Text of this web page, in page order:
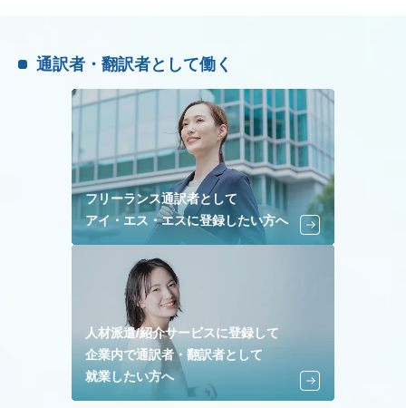
通訳者・翻訳者として働く
フリーランス通訳者として
アイ・エス・エスに登録したい方へ
人材派遣/紹介サービスに登録して
企業内で通訳者・翻訳者として
就業したい方へ